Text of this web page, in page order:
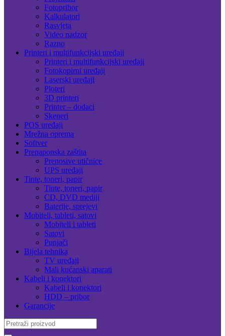
Fotopribor
Kalkulatori
Rasvjeta
Video nadzor
Razno
Printeri i multifunkcijski uređaji
Printeri i multifunkcijski uređaji
Fotokopirni uređaji
Laserski uređaji
Ploteri
3D printeri
Printer – dodaci
Skeneri
POS uređaji
Mrežna oprema
Softver
Prenaponska zaštita
Prenosive utičnice
UPS uređaji
Tinte, toneri, papir
Tinte, toneri, papir
CD, DVD mediji
Baterije, sprejevi
Mobiteli, tableti, satovi
Mobiteli i tableti
Satovi
Punjači
Bijela tehnika
TV uređaji
Mali kućanski aparati
Kabeli i konektori
Kabeli i konektori
HDD – pribor
Garancije
Search
for: